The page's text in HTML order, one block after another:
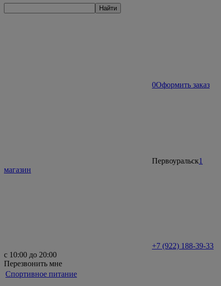
Найти
0Оформить заказ
Первоуральск1
магазин
+7 (922) 188-39-33
с 10:00 до 20:00
Перезвонить мне
Спортивное питание